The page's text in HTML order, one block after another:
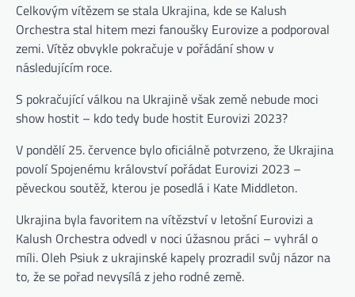
Celkovým vítězem se stala Ukrajina, kde se Kalush
Orchestra stal hitem mezi fanoušky Eurovize a podporoval
zemi. Vítěz obvykle pokračuje v pořádání show v
následujícím roce.
S pokračující válkou na Ukrajině však země nebude moci
show hostit – kdo tedy bude hostit Eurovizi 2023?
V pondělí 25. července bylo oficiálně potvrzeno, že Ukrajina
povolí Spojenému království pořádat Eurovizi 2023 –
pěveckou soutěž, kterou je posedlá i Kate Middleton.
Ukrajina byla favoritem na vítězství v letošní Eurovizi a
Kalush Orchestra odvedl v noci úžasnou práci – vyhrál o
míli. Oleh Psiuk z ukrajinské kapely prozradil svůj názor na
to, že se pořad nevysílá z jeho rodné země.